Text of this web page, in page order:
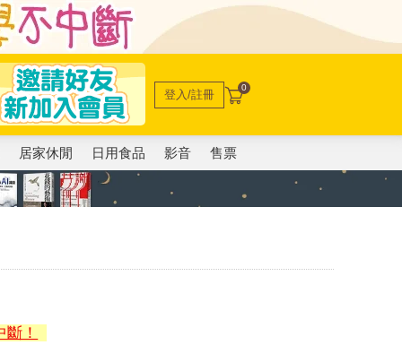
登入/註冊 0
居家休閒 日用食品 影音 售票
！